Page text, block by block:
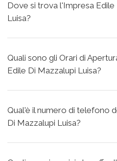
Dove si trova l'Impresa Edile
Luisa?
Quali sono gli Orari di
Edile Di Mazzalupi Luisa?
Qual'è il numero di telefono
Di Mazzalupi Luisa?